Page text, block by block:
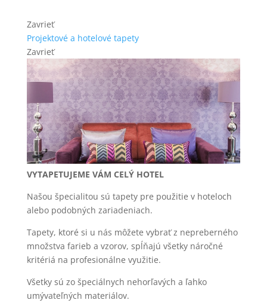
Zavrieť
Projektové a hotelové tapety
Zavrieť
VYTAPETUJEME VÁM CELÝ HOTEL
Našou špecialitou sú tapety pre použitie v hoteloch
alebo podobných zariadeniach.
Tapety, ktoré si u nás môžete vybrať z nepreberného
množstva farieb a vzorov, spĺňajú všetky náročné
kritériá na profesionálne využitie.
Všetky sú zo špeciálnych nehorľavých a ľahko
umývateľných materiálov.